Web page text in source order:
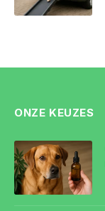
ONZE KEUZES